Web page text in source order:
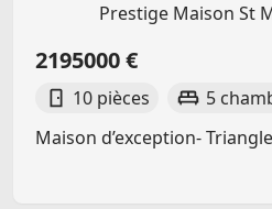
Prestige Maison St
2195000 €
10 pièces 5
Maison d’exception-